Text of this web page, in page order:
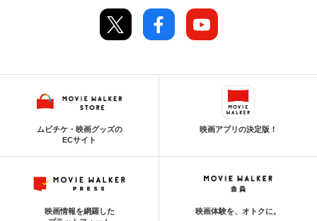
ムビチケ・映画グッズの
ECサイト
映画アプリの決定版！
映画情報を網羅した
映画体験を、オトクに。